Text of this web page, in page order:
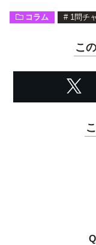
コラム # 1問チ
こ